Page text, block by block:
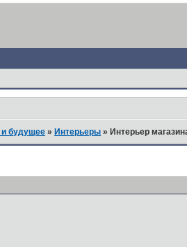
и будущее »Интерьеры »Интерьер